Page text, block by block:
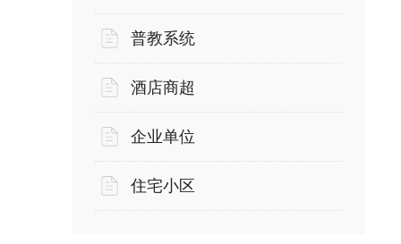
普教系统
酒店商超
企业单位
住宅小区